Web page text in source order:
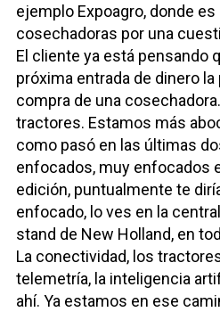
ejemplo Expoagro, donde
cosechadoras por una
El cliente ya está pensando
próxima entrada de dinero
compra de una
tractores. Estamos más
como pasó en las últimas
enfocados, muy enfocados
edición, puntualmente te
enfocado, lo ves en la
stand de New Holland, en
La conectividad, los
telemetría, la inteligencia
ahí. Ya estamos en ese